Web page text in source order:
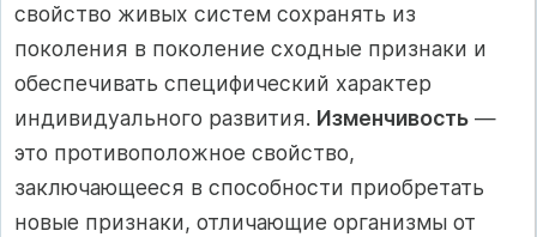
свойство живых систем сохранять из
поколения в поколение сходные признаки и
обеспечивать специфический характер
индивидуального развития. Изменчивость —
это противоположное свойство,
заключающееся в способности приобретать
новые признаки, отличающие организмы от